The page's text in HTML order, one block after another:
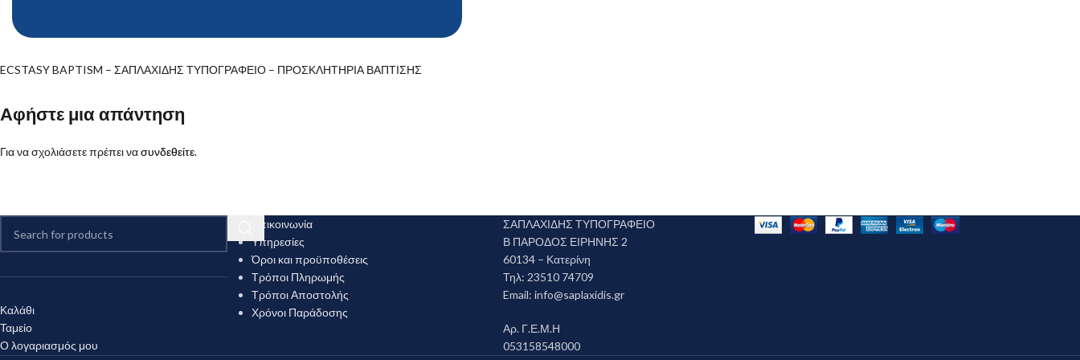
ECSTASY BAPTISM – ΣΑΠΛΑΧΙΔΗΣ ΤΥΠΟΓΡΑΦΕΙΟ – ΠΡΟΣΚΛΗΤΗΡΙΑ ΒΑΠΤΙΣΗΣ
Αφήστε μια απάντηση
Για να σχολιάσετε πρέπει νασυνδεθείτε.
Καλάθι
Ταμείο
Ο λογαριασμός μου
Επικοινωνία
Υπηρεσίες
Όροι και προϋποθέσεις
Τρόποι Πληρωμής
Τρόποι Αποστολής
Χρόνοι Παράδοσης
ΣΑΠΛΑΧΙΔΗΣ ΤΥΠΟΓΡΑΦΕΙΟ
Β ΠΑΡΟΔΟΣ ΕΙΡΗΝΗΣ 2
60134 – Κατερίνη
Τηλ: 23510 74709
Email: info@saplaxidis.gr
Αρ. Γ.Ε.Μ.Η
053158548000